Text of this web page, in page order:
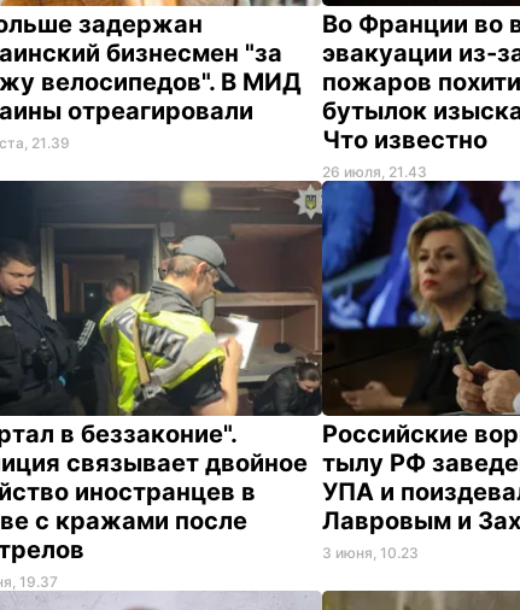
задержан
бизнесмен "за
велосипедов". В МИД
отреагировали
21.39
Во Франции во
эвакуации из-
пожаров
бутылок
Что известно
26 июля, 21.43
в беззаконие".
связывает двойное
иностранцев в
с кражами после
19.37
Российские
тылу РФ
УПА и
Лавровым и
3 июня, 10.23